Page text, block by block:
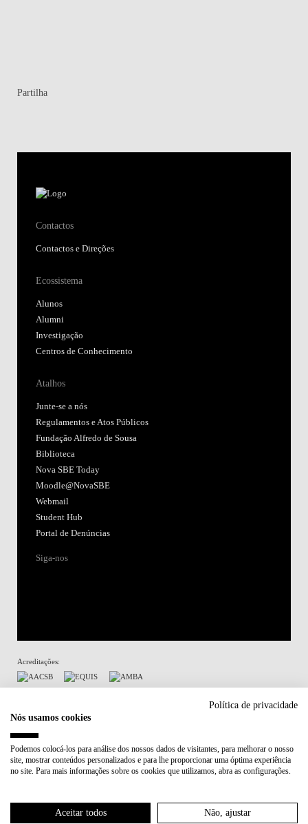
Partilha
Contactos
Contactos e Direções
Ecossistema
Alunos
Alumni
Investigação
Centros de Conhecimento
Atalhos
Junte-se a nós
Regulamentos e Atos Públicos
Fundação Alfredo de Sousa
Biblioteca
Nova SBE Today
Moodle@NovaSBE
Webmail
Student Hub
Portal de Denúncias
Siga-nos
Acreditações:
Participa em:
Plano de Recuperação e Resiliência (PRR)
Política de Privacidade
Política de privacidade
Nós usamos cookies
Podemos colocá-los para análise dos nossos dados de visitantes, para melhorar o nosso
site, mostrar conteúdos personalizados e para lhe proporcionar uma óptima experiência
no site. Para mais informações sobre os cookies que utilizamos, abra as configurações.
Aceitar todos Não, ajustar